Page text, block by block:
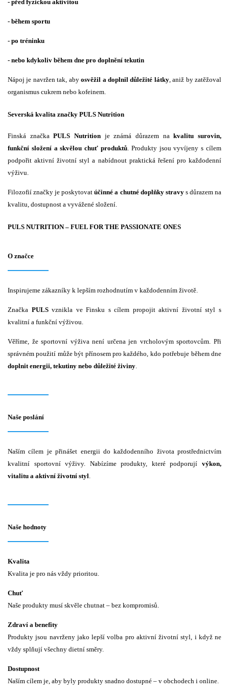
- před fyzickou aktivitou
- během sportu
- po tréninku
- nebo kdykoliv během dne pro doplnění tekutin
Nápoj je navržen tak, abyosvěžil a doplnil důležité látky, aniž by zatěžoval
organismus cukrem nebo kofeinem.
Severská kvalita značky PULS Nutrition
Finská značkaPULS Nutrition je známá důrazem nakvalitu surovin,
funkční složení a skvělou chuť produktů . Produkty jsou vyvíjeny s cílem
podpořit aktivní životní styl a nabídnout praktická řešení pro každodenní
výživu.
Filozofií značky je poskytovatúčinné a chutné doplňky stravys důrazem na
kvalitu, dostupnost a vyvážené složení.
PULS NUTRITION – FUEL FOR THE PASSIONATE ONES
O značce
Inspirujeme zákazníky k lepším rozhodnutím v každodenním životě.
Značka PULSvznikla ve Finsku s cílem propojit aktivní životní styl s
kvalitní a funkční výživou.
Věříme, že sportovní výživa není určena jen vrcholovým sportovcům. Při
správném použití může být přínosem pro každého, kdo potřebuje během dne
doplnit energii, tekutiny nebo důležité živiny.
Naše poslání
Naším cílem je přinášet energii do každodenního života prostřednictvím
kvalitní sportovní výživy. Nabízíme produkty, které podporují výkon,
vitalitu a aktivní životní styl.
Naše hodnoty
Kvalita
Kvalita je pro nás vždy prioritou.
Chuť
Naše produkty musí skvěle chutnat – bez kompromisů.
Zdraví a benefity
Produkty jsou navrženy jako lepší volba pro aktivní životní styl, i když ne
vždy splňují všechny dietní směry.
Dostupnost
Naším cílem je, aby byly produkty snadno dostupné – v obchodech i online.